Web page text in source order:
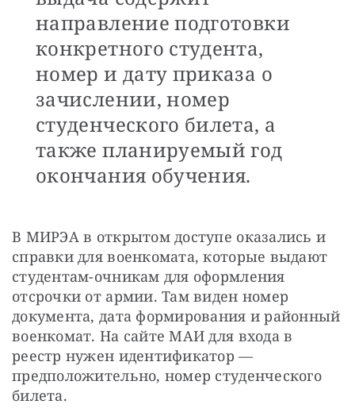
направление подготовки
конкретного студента,
номер и дату приказа о
зачислении, номер
студенческого билета, а
также планируемый год
окончания обучения.
В МИРЭА в открытом доступе оказались и
справки для военкомата, которые выдают
студентам-очникам для оформления
отсрочки от армии. Там виден номер
документа, дата формирования и районный
военкомат. На сайте МАИ для входа в
реестр нужен идентификатор —
предположительно, номер студенческого
билета.